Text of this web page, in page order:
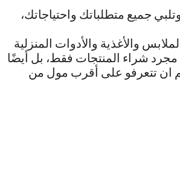
جميع متطلباتك واحتياجاتك،
والأغذية والأدوات المنزلية
مجرد شراء المنتجات فقط، بل أيضًا
ان تتعرفو على أقرب مول من